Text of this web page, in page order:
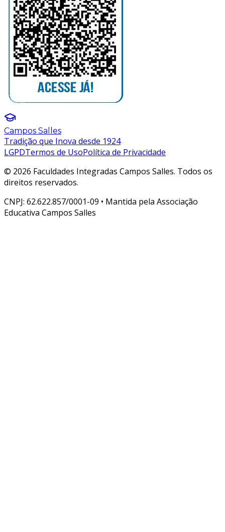
Campos Salles
Tradição que Inova desde 1924
LGPDTermos de UsoPolítica de Privacidade
© 2026 Faculdades Integradas Campos Salles. Todos os
direitos reservados.
CNPJ: 62.622.857/0001-09 • Mantida pela Associação
Educativa Campos Salles